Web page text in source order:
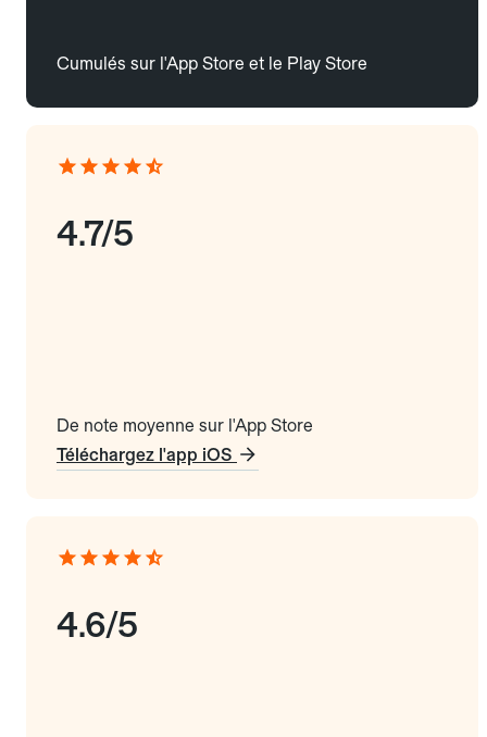
Cumulés sur l'App Store et le Play Store
4.7/5
De note moyenne sur l'App Store
Téléchargez l'app iOS
4.6/5